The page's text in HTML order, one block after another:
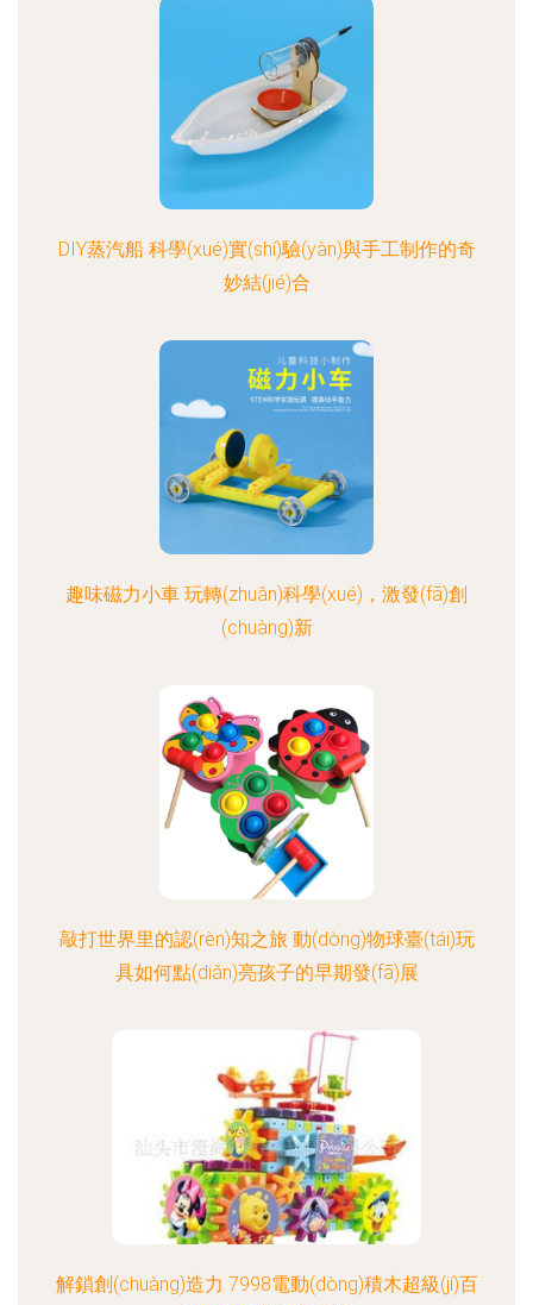
DIY蒸汽船 科學(xué)實(shí)驗(yàn)與手工制作的奇
妙結(jié)合
趣味磁力小車 玩轉(zhuǎn)科學(xué)，激發(fā)創
(chuàng)新
敲打世界里的認(rèn)知之旅 動(dòng)物球臺(tái)玩
具如何點(diǎn)亮孩子的早期發(fā)展
解鎖創(chuàng)造力 7998電動(dòng)積木超級(jí)百